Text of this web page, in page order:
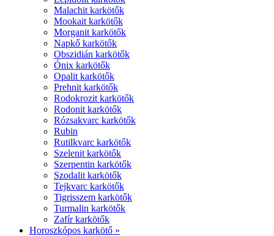
Malachit karkötők
Mookait karkötők
Morganit karkötők
Napkő karkötők
Obszidián karkötők
Ónix karkötők
Opalit karkötők
Prehnit karkötők
Rodokrozit karkötők
Rodonit karkötők
Rózsakvarc karkötők
Rubin
Rutilkvarc karkötők
Szelenit karkötők
Szerpentin karkötők
Szodalit karkötők
Tejkvarc karkötők
Tigrisszem karkötők
Turmalin karkötők
Zafír karkötők
Horoszkópos karkötő »